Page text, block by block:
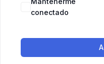
conectado